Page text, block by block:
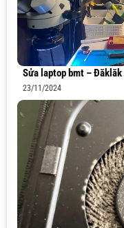
Sửa laptop bmt – Đăklăk
23/11/2024